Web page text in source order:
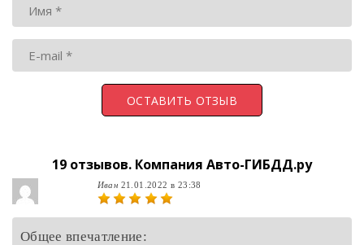
19 отзывов. Компания Авто-ГИБДД.ру
Иван 21.01.2022 в 23:38
Общее впечатление: